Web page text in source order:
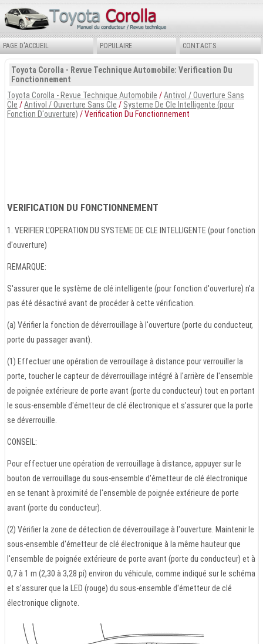
PAGE D'ACCUEIL POPULAIRE CONTACTS
Toyota Corolla - Revue Technique Automobile: Verification Du
Fonctionnement
Toyota Corolla - Revue Technique Automobile /Antivol / Ouverture Sans
Cle /Antivol / Ouverture Sans Cle / Systeme De Cle Intelligente (pour
Fonction D'ouverture) / Verification Du Fonctionnement
VERIFICATION DU FONCTIONNEMENT
1. VERIFIER L'OPERATION DU SYSTEME DE CLE INTELLIGENTE (pour fonction
d'ouverture)
REMARQUE:
S'assurer que le système de clé intelligente (pour fonction d'ouverture) n'a
pas été désactivé avant de procéder à cette vérification.
(a) Vérifier la fonction de déverrouillage à l'ouverture (porte du conducteur,
porte du passager avant).
(1) Effectuer une opération de verrouillage à distance pour verrouiller la
porte, toucher le capteur de déverrouillage intégré à l'arrière de l'ensemble
de poignée extérieure de porte avant (porte du conducteur) tout en portant
le sous-ensemble d'émetteur de clé électronique et s'assurer que la porte
se déverrouille.
CONSEIL:
Pour effectuer une opération de verrouillage à distance, appuyer sur le
bouton de verrouillage du sous-ensemble d'émetteur de clé électronique
en se tenant à proximité de l'ensemble de poignée extérieure de porte
avant (porte du conducteur).
(2) Vérifier la zone de détection de déverrouillage à l'ouverture. Maintenir le
sous-ensemble d'émetteur de clé électronique à la même hauteur que
l'ensemble de poignée extérieure de porte avant (porte du conducteur) et à
0,7 à 1 m (2,30 à 3,28 pi) environ du véhicule, comme indiqué sur le schéma
et s'assurer que la LED (rouge) du sous-ensemble d'émetteur de clé
électronique clignote.